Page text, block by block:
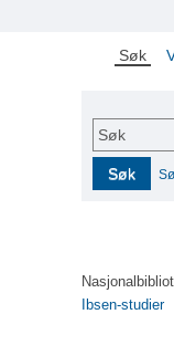
Søk
Søk
Søk
Ibsen-studier